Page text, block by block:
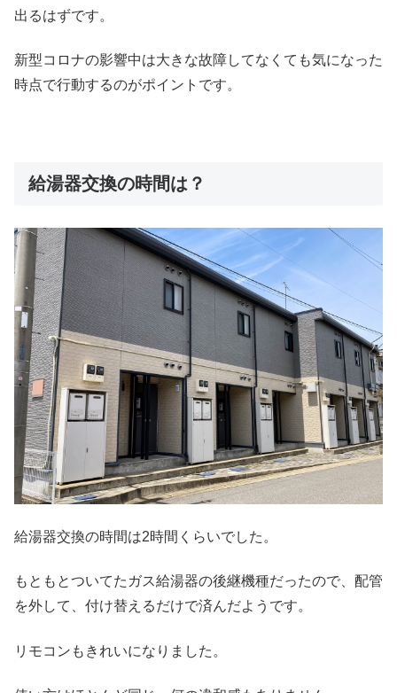
出るはずです。
新型コロナの影響中は大きな故障してなくても気になった
時点で行動するのがポイントです。
給湯器交換の時間は？
給湯器交換の時間は2時間くらいでした。
もともとついてたガス給湯器の後継機種だったので、配管
を外して、付け替えるだけで済んだようです。
リモコンもきれいになりました。